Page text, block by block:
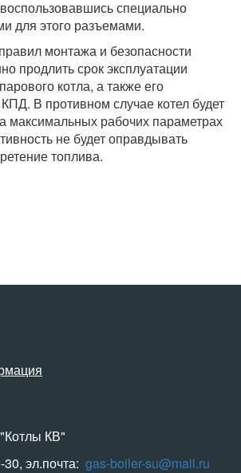
специально
для этого разъемами.
монтажа и безопасности
продлить срок эксплуатации
котла, а также его
В противном случае котел будет
максимальных рабочих параметрах
не будет оправдывать
топлива.
КВ"
эл.почта: gas-boiler-su@mail.ru